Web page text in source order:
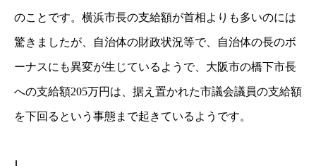
のことです。横浜市長の支給額が首相よりも多いのには
驚きましたが、自治体の財政状況等で、自治体の長のボ
ーナスにも異変が生じているようで、大阪市の橋下市長
への支給額205万円は、据え置かれた市議会議員の支給額
を下回るという事態まで起きているようです。